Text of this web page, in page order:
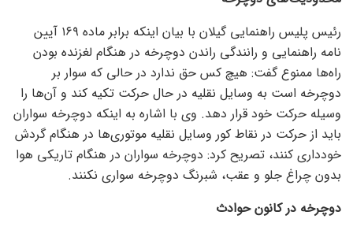
رئیس پلیس راهنمایی گیلان با بیان اینکه برابر ماده ۱۶۹ آیین
نامه راهنمایی و رانندگی راندن دوچرخه در هنگام لغزنده بودن
راه‌ها ممنوع گفت: هیچ کس حق ندارد در حالی که سوار بر
دوچرخه است به وسایل نقلیه در حال حرکت تکیه کند و آن‌ها را
وسیله حرکت خود قرار دهد. وی با اشاره به اینکه دوچرخه سواران
باید از حرکت در نقاط کور وسایل نقلیه موتوری‌ها در هنگام گردش
خودداری کنند، تصریح کرد: دوچرخه سواران در هنگام تاریکی هوا
بدون چراغ جلو و عقب، شبرنگ دوچرخه سواری نکنند.
دوچرخه در کانون حوادث